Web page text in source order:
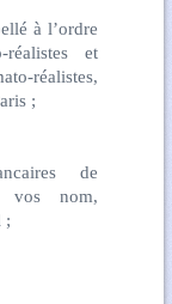
à l’ordre
réalistes et
réalistes,
;
de
vos nom,
;